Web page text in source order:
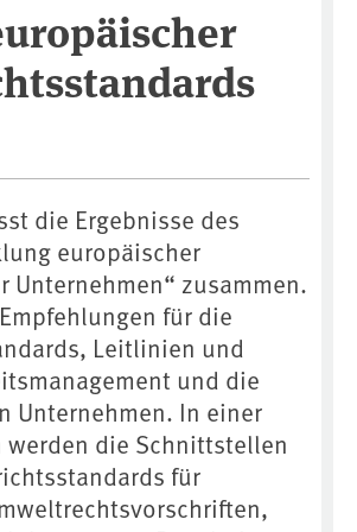
die Ergebnisse des
europäischer
zusammen.
für die
Leitlinien und
und die
Unternehmen. In einer
werden die Schnittstellen
für